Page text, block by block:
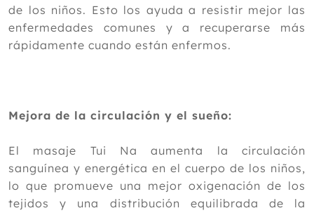
2014
2013
de los niños. Esto los ayuda a resistir mejor las
enfermedades comunes y a recuperarse más
rápidamente cuando están enfermos.
Mejora de la circulación y el sueño:
El masaje Tui Na aumenta la circulación
sanguínea y energética en el cuerpo de los niños,
lo que promueve una mejor oxigenación de los
tejidos y una distribución equilibrada de la